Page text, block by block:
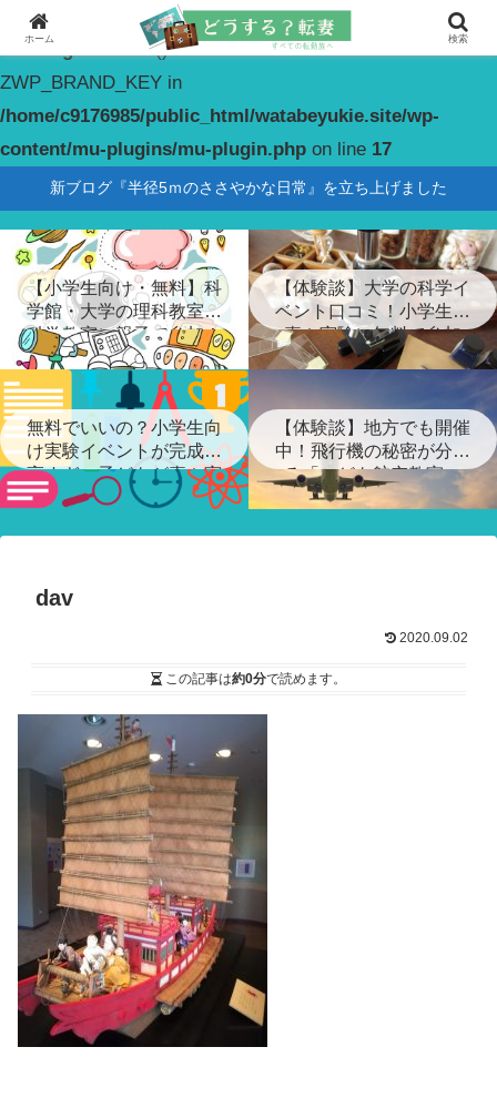
Warning
: constant(): Couldn't find constant
ZWP_BRAND_KEY in
/home/c9176985/public_html/watabeyukie.site/wp-
content/mu-plugins/mu-plugin.php on line 17
新ブログ『半径5ｍのささやかな日常』を立ち上げました
【小学生向け・無料】科
学館・大学の理科教室・
科学教室に親子で参加！
【体験談】大学の科学イ
ベント口コミ！小学生が
喜ぶ実験に無料で参加
無料でいいの？小学生向
け実験イベントが完成度
高すぎ…子どもが喜ぶ実
験ショー
【体験談】地方でも開催
中！飛行機の秘密が分か
る「こども航空教室」
dav
2020.09.02
この記事は約0分で読めます。
ホーム 検索